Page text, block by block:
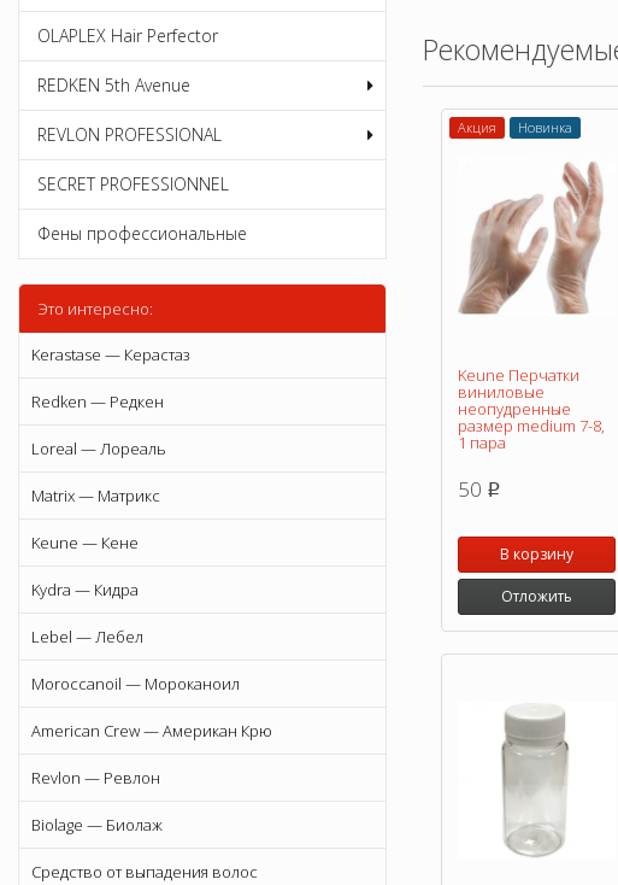
OLAPLEX Hair Perfector
REDKEN 5th Avenue
REVLON PROFESSIONAL
SECRET PROFESSIONNEL
Фены профессиональные
Это интересно:
Kerastase — Керастаз
Redken — Редкен
Loreal — Лореаль
Matrix — Матрикс
Keune — Кене
Kydra — Кидра
Lebel — Лебел
Moroccanoil — Мороканоил
American Crew — Американ Крю
Revlon — Ревлон
Biolage — Биолаж
Средство от выпадения волос
Акция Новинка
Keune Перчатки
виниловые
неопудренные
размер medium 7-8,
1 пара
50 p
В корзину
Отложить